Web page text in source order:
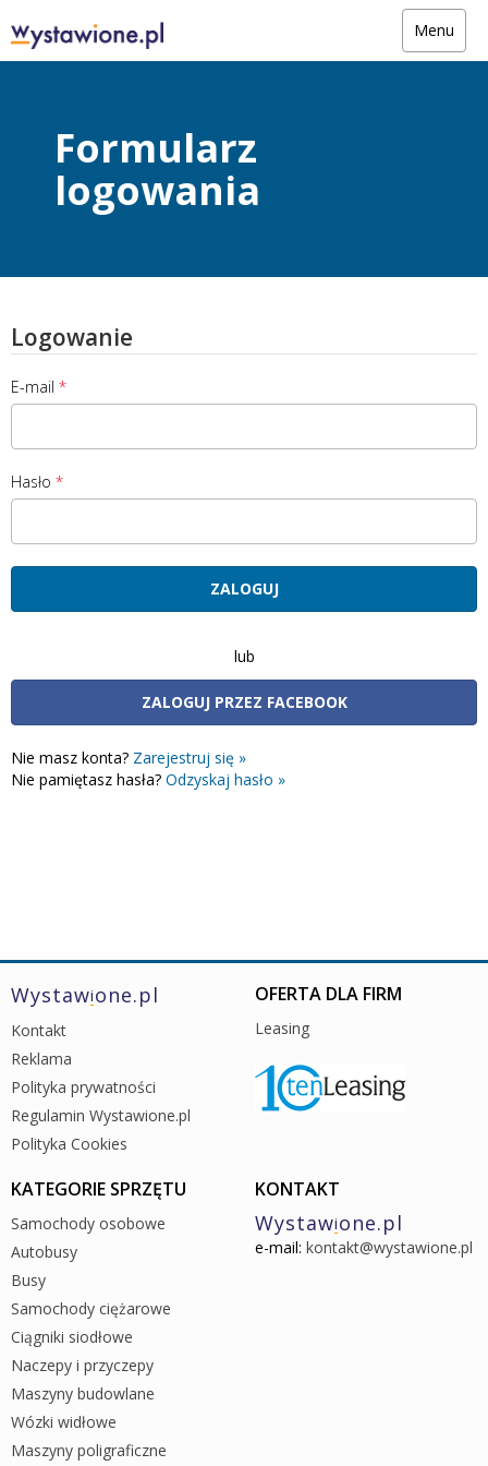
Menu
Formularz
logowania
Logowanie
E-mail
Hasło
lub
ZALOGUJ PRZEZ FACEBOOK
Nie masz konta? Zarejestruj się »
Nie pamiętasz hasła? Odzyskaj hasło »
Wystawione.pl
Kontakt
Reklama
Polityka prywatności
Regulamin Wystawione.pl
Polityka Cookies
OFERTA DLA FIRM
Leasing
KATEGORIE SPRZĘTU
Samochody osobowe
Autobusy
Busy
Samochody ciężarowe
Ciągniki siodłowe
Naczepy i przyczepy
Maszyny budowlane
Wózki widłowe
Maszyny poligraficzne
KONTAKT
Wystawione.pl
e-mail: kontakt@wystawione.pl